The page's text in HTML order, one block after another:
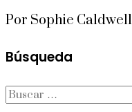
Por Sophie Caldwell
Búsqueda
Buscar: